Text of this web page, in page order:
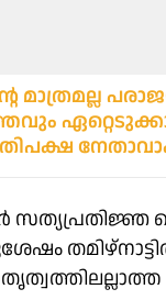
മാത്രമല്ല
സത്യപ്രതിജ്ഞ